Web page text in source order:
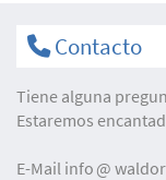
Contacto
Tiene alguna
Estaremos
E-Mail info